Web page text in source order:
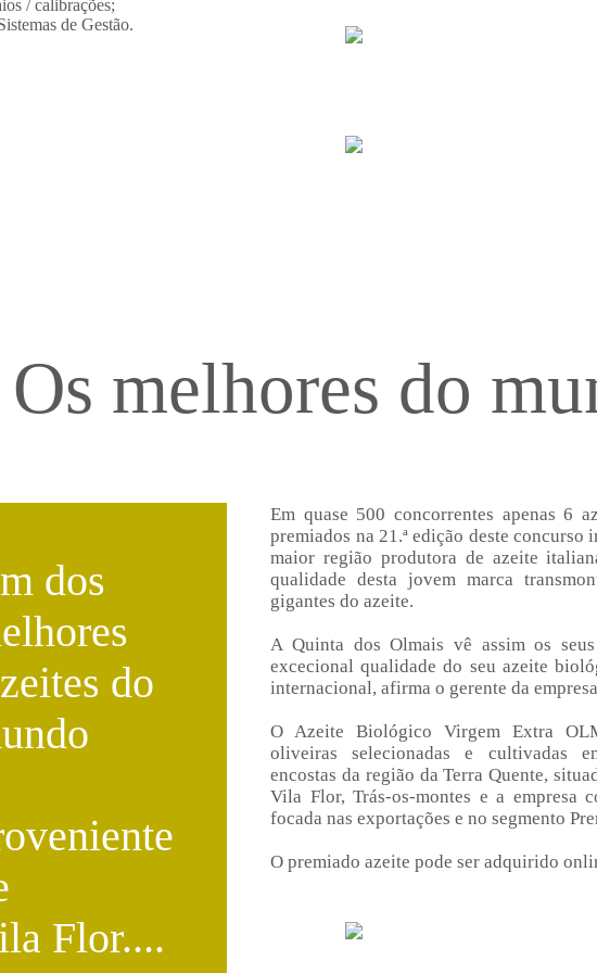
/ calibrações;
de Gestão.
Os melhores do
dos
do
Flor....
Em quase 500 concorrentes apenas 6
premiados na 21.ª edição deste
maior região produtora de azeite
qualidade desta jovem marca
gigantes do azeite.
A Quinta dos Olmais vê assim os
excecional qualidade do seu azeite
internacional, afirma o gerente da
O Azeite Biológico Virgem Extra
oliveiras selecionadas e cultivadas
encostas da região da Terra Quente,
Vila Flor, Trás-os-montes e a empresa
focada nas exportações e no segmento
O premiado azeite pode ser adquirido